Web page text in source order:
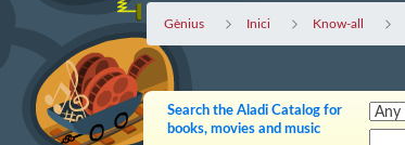
Gènius Inici Know-all
Search the Aladi Catalog for
books, movies and music